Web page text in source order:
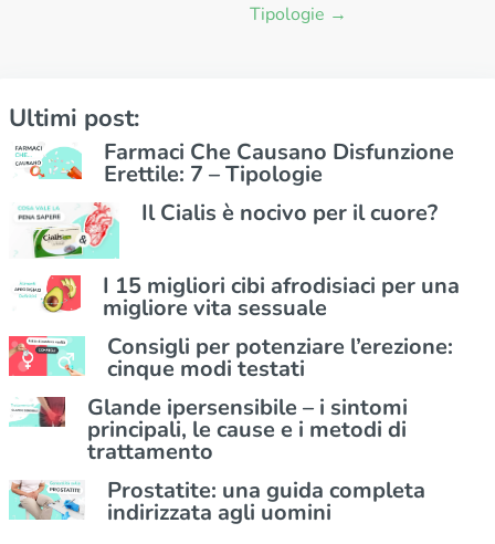
Tipologie →
Ultimi post:
Farmaci Che Causano Disfunzione
Erettile: 7 – Tipologie
Il Cialis è nocivo per il cuore?
I 15 migliori cibi afrodisiaci per una
migliore vita sessuale
Consigli per potenziare l’erezione:
cinque modi testati
Glande ipersensibile – i sintomi
principali, le cause e i metodi di
trattamento
Prostatite: una guida completa
indirizzata agli uomini